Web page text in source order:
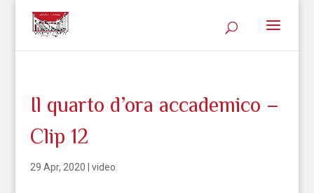
Il quarto d’ora accademico –
Clip 12
29 Apr, 2020 video